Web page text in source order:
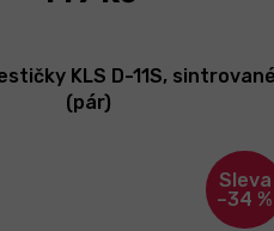
–34 %
KLS D-11S,
(pár)